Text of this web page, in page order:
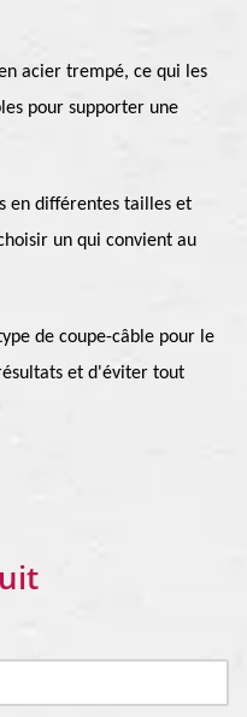
acier trempé, ce qui les
pour supporter une
en différentes tailles et
un qui convient au
de coupe-câble pour le
et d'éviter tout